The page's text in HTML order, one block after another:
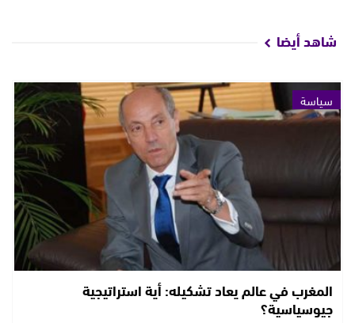
شاهد أيضا
سياسة
المغرب في عالم يعاد تشكيله: أية استراتيجية
جيوسياسية؟